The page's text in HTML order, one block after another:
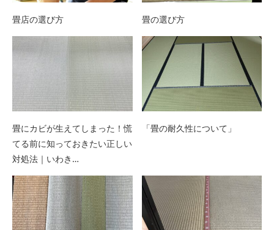
畳店の選び方 畳の選び方
畳にカビが生えてしまった！慌
てる前に知っておきたい正しい
対処法｜いわき…
「畳の耐久性について」